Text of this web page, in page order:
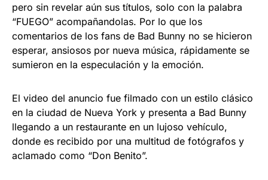
pero sin revelar aún sus títulos, solo con la palabra
“FUEGO” acompañandolas. Por lo que los
comentarios de los fans de Bad Bunny no se hicieron
esperar, ansiosos por nueva música, rápidamente se
sumieron en la especulación y la emoción.
El video del anuncio fue filmado con un estilo clásico
en la ciudad de Nueva York y presenta a Bad Bunny
llegando a un restaurante en un lujoso vehículo,
donde es recibido por una multitud de fotógrafos y
aclamado como “Don Benito”.